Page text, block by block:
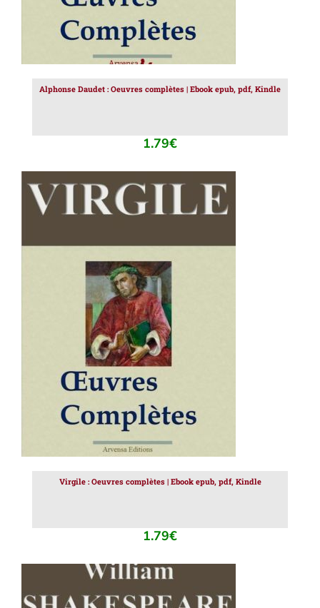
Alphonse Daudet : Oeuvres complètes | Ebook epub, pdf, Kindle
1.79€
AJOUTER AU PANIER / DÉTAILS
Virgile : Oeuvres complètes | Ebook epub, pdf, Kindle
1.79€